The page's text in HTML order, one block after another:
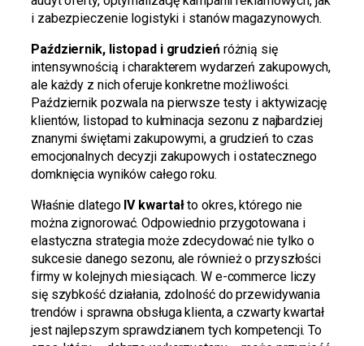
i zabezpieczenie logistyki i stanów magazynowych.
Październik, listopad i grudzieńróżnią się
intensywnością i charakterem wydarzeń zakupowych,
ale każdy z nich oferuje konkretne możliwości.
Październik pozwala na pierwsze testy i aktywizację
klientów, listopad to kulminacja sezonu z najbardziej
znanymi świętami zakupowymi, a grudzień to czas
emocjonalnych decyzji zakupowych i ostatecznego
domknięcia wyników całego roku.
Właśnie dlatego IV kwartałto okres, którego nie
można zignorować. Odpowiednio przygotowana i
elastyczna strategia może zdecydować nie tylko o
sukcesie danego sezonu, ale również o przyszłości
firmy w kolejnych miesiącach. W e-commerce liczy
się szybkość działania, zdolność do przewidywania
trendów i sprawna obsługa klienta, a czwarty kwartał
jest najlepszym sprawdzianem tych kompetencji. To